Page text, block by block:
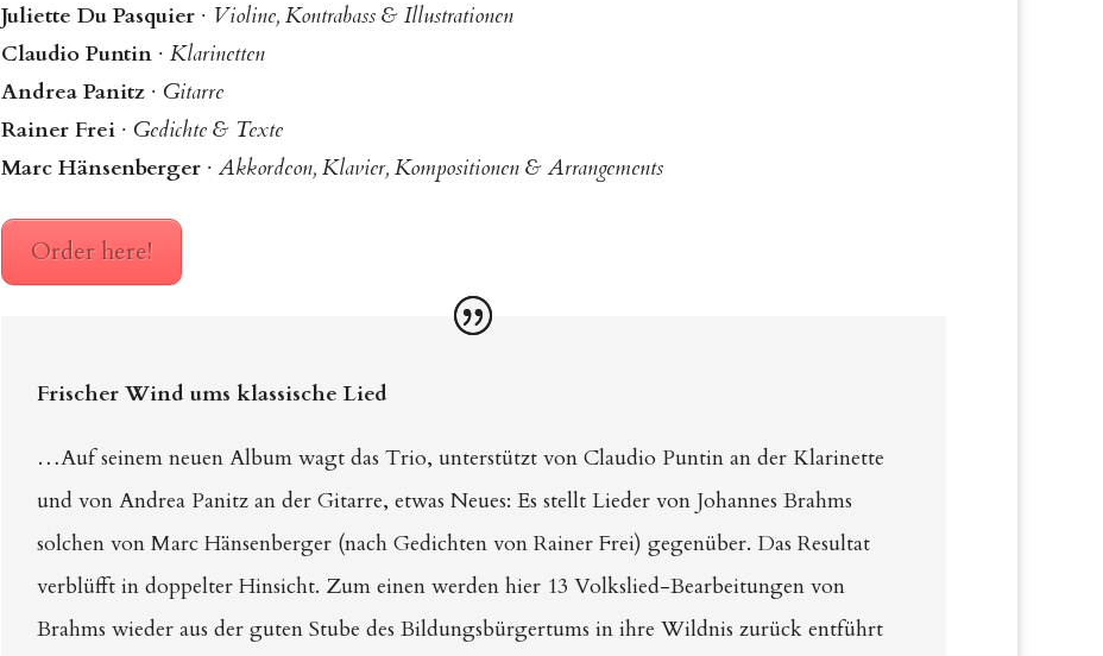
Juliette Du Pasquier∙ Violine, Kontrabass & Illustrationen
Claudio Puntin∙ Klarinetten
Andrea Panitz∙ Gitarre
Rainer Frei∙ Gedichte & Texte
Marc Hänsenberger∙ Akkordeon, Klavier, Kompositionen & Arrangements
Order here!
Frischer Wind ums klassische Lied
…Auf seinem neuen Album wagt das Trio, unterstützt von Claudio Puntin an der Klarinette
und von Andrea Panitz an der Gitarre, etwas Neues: Es stellt Lieder von Johannes Brahms
solchen von Marc Hänsenberger (nach Gedichten von Rainer Frei) gegenüber. Das Resultat
verblüfft in doppelter Hinsicht. Zum einen werden hier 13 Volkslied-Bearbeitungen von
Brahms wieder aus der guten Stube des Bildungsbürgertums in ihre Wildnis zurück entführt